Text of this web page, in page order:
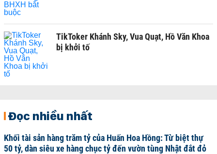
TikToker Khánh Sky, Vua Quạt, Hồ Văn Khoa
bị khởi tố
Đọc nhiều nhất
Khối tài sản hàng trăm tỷ của Huấn Hoa Hồng: Từ biệt thự
50 tỷ, dàn siêu xe hàng chục tỷ đến vườn tùng Nhật đắt đỏ